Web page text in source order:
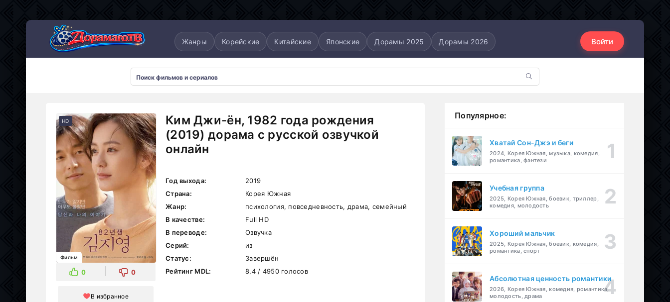
Жанры Корейские Китайские Японские Дорамы 2025 Дорамы 2026 Войти
HD
Фильм
0 0
В избранное
Ким Джи-ён, 1982 года рождения
(2019) дорама с русской озвучкой
онлайн
Год выхода:
2019
Страна:
Корея Южная
Жанр:
психология, повседневность, драма, семейный
В качестве:
Full HD
В переводе:
Озвучка
Серий:
из
Статус:
Завершён
Рейтинг MDL:
8,4 / 4950 голосов
Популярное:
Хватай Сон-Джэ и беги
2024, Корея Южная, музыка, комедия,
романтика, фэнтези
Учебная группа
2025, Корея Южная, боевик, триллер,
комедия, молодость
Хороший мальчик
2025, Корея Южная, боевик, комедия,
романтика, спорт
Абсолютная ценность романтики
2026, Корея Южная, комедия, романтика,
молодость, драма
Дорамы 2025 Дорамы 2026